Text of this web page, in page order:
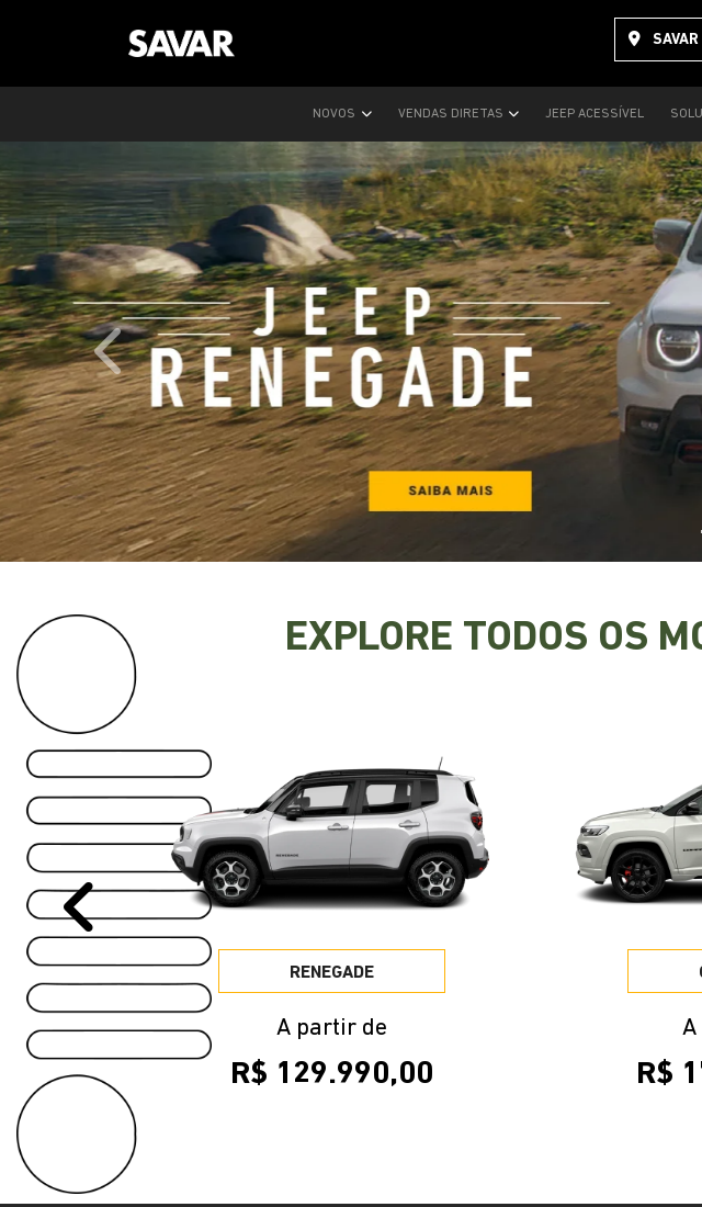
NOVOS VENDAS DIRETAS JEEP ACESSÍVEL
templates.template-01.components.carousel.texts.control_prev
EXPLORE TODOS OS
RENEGADE
A partir de
R$ 129.990,00 R$
Anterior